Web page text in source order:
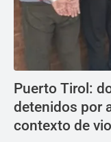
Puerto Tirol:
detenidos por
contexto de